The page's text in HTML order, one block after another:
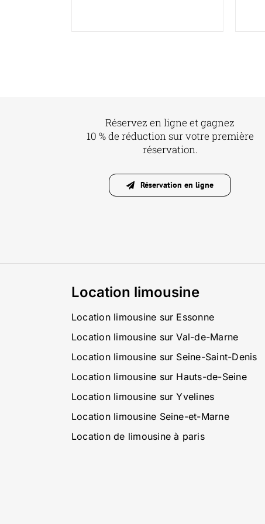
Réservez en ligne et gagnez
10 % de réduction sur votre première
réservation.
Réservation en ligne
Location limousine
Location limousine sur Essonne
Location limousine sur Val-de-Marne
Location limousine sur Seine-Saint-Denis
Location limousine sur Hauts-de-Seine
Location limousine sur Yvelines
Location limousine Seine-et-Marne
Location de limousine à paris